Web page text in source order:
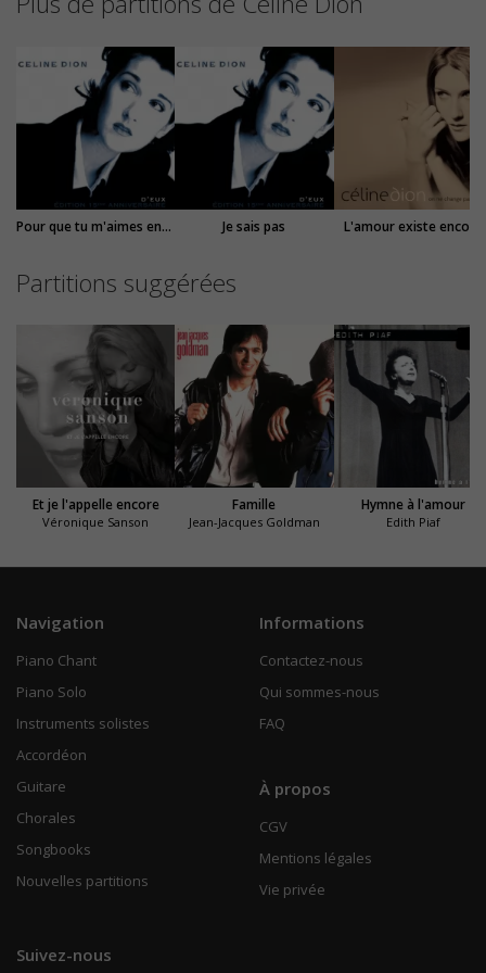
Pour que tu m'aimes encore Je sais pas L'amour existe encore
Partitions suggérées
Et je l'appelle encore
Véronique Sanson
Famille
Jean-Jacques Goldman
Hymne à l'amour
Edith Piaf
Navigation
Piano Chant
Piano Solo
Instruments solistes
Accordéon
Guitare
Chorales
Songbooks
Nouvelles partitions
Informations
Contactez-nous
Qui sommes-nous
FAQ
À propos
CGV
Mentions légales
Vie privée
Suivez-nous